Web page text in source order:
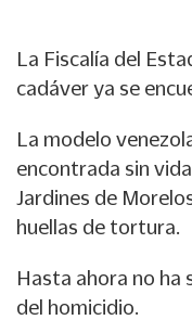
La Fiscalía del
cadáver ya se
La modelo
encontrada sin
Jardines de
huellas de tortura.
Hasta ahora no ha
del homicidio.